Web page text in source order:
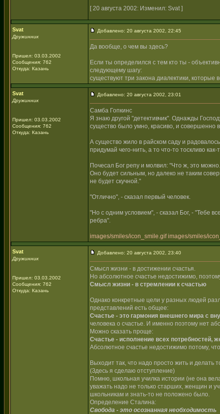
[ 20 августа 2002: Изменил: Svat ]
Svat
Дружинник
Пришел: 03.03.2002
Сообщения: 762
Откуда: Казань
Добавлено: 20 августа 2002, 22:45
Да вообще, о чем вы здесь?
Если ты определился с тем кто ты -
следующему шагу:
существуют три закона диалектики, которые
Svat
Дружинник
Пришел: 03.03.2002
Сообщения: 762
Откуда: Казань
Добавлено: 20 августа 2002, 23:01
Самба Гопкинс
Я знаю другой "детективчик". Однажды
существо было умно, красиво, и совершенно
А существо жило в райском саду и
придумай чего-нить, а то что-то тоскливо как-
Почесал Бог репу и молвил: "Что ж, это
Оно будет сильным, но далеко не таким
не будет скучной."
"Отлично", - сказал первый человек.
"Но с одним условием", - сказал Бог, - "Тебе
ребра".
images/smiles/icon_smile.gif images/smiles/
Svat
Дружинник
Пришел: 03.03.2002
Сообщения: 762
Откуда: Казань
Добавлено: 20 августа 2002, 23:40
Смысл жизни - в достижении счастья.
Но абсолютное счастье недостижимо,
Смысл жизни - в стремлении к счастью
Однако конкретные цели у разных людей
представлений есть общее:
Счастье - это гармония внешнего мира с
человека о счастье. И именно поэтому нет
Можно сказать проще:
Счастье - исполнение всех потребностей,
Абсолютное счастье недостижимо потому,
Выходит так, что надо просто жить и делать
(Здесь я сделаю отступление)
Помню, школьная училка истории (не она
уважать надо не только старших, женщин и
школьникам и знать-то не положено было.
Определение Сталина:
Свобода - это осознанная необходимость